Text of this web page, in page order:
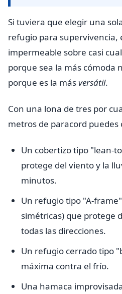
Si tuviera que elegir una
refugio para
impermeable sobre casi
porque sea la más cómoda
porque es la másversátil.
Con una lona de tres por
metros de paracord puedes
Un cobertizo tipo "lean-
protege del viento y la
minutos.
Un refugio tipo "A-
simétricas) que protege
todas las direcciones.
Un refugio cerrado tipo
máxima contra el frío.
Una hamaca